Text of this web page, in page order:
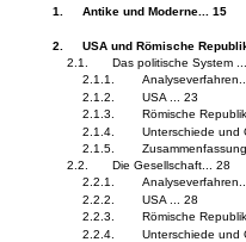
1. Antike und Moderne... 15
2.
USA und Römische
2.1.
Das politische System
2.1.1.
2.1.2.
USA ... 23
2.1.3.
Römische
2.1.4.
Unterschiede und
2.1.5.
2.2.
Die Gesellschaft... 28
2.2.1.
2.2.2.
USA ... 28
2.2.3.
Römische
2.2.4.
Unterschiede und